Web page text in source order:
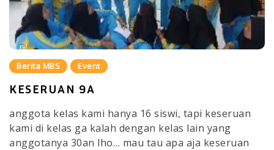
Berita MBS Event
KESERUAN 9A
anggota kelas kami hanya 16 siswi, tapi keseruan
kami di kelas ga kalah dengan kelas lain yang
anggotanya 30an lho… mau tau apa aja keseruan